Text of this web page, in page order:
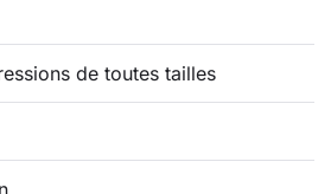
de toutes tailles